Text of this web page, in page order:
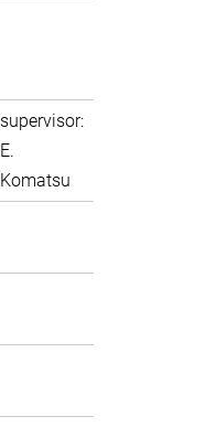
supervisor:
E.
Komatsu